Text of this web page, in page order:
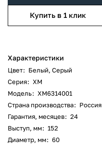
Купить в 1 клик
Характеристики
Цвет: Белый, Серый
Серия: XM
Модель: XM6314001
Страна производства: Россия
Гарантия, месяцев: 24
Выступ, мм: 152
Диаметр, мм: 60